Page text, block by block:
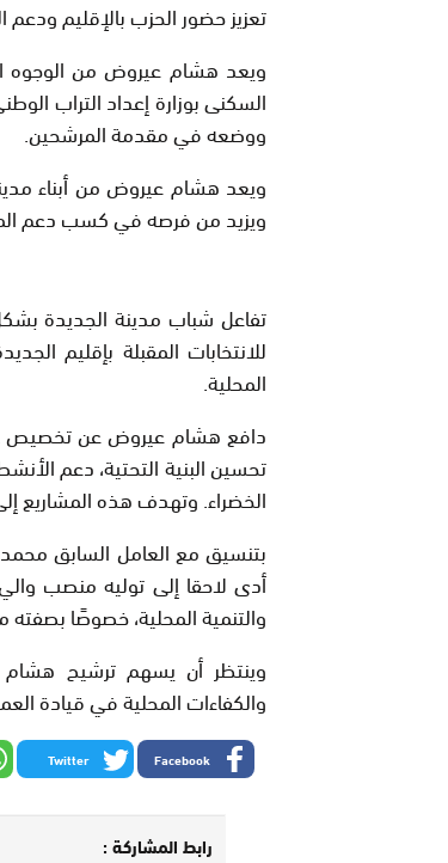
تعزيز حضور الحزب بالإقليم ودعم
ويعد هشام عيروض من الوجوه
السكنى بوزارة إعداد التراب
ووضعه في مقدمة المرشحين.
ويعد هشام عيروض من أبناء
ويزيد من فرصه في كسب دعم
تفاعل شباب مدينة الجديدة
للانتخابات المقبلة بإقليم
المحلية.
تحسين البنية التحتية، دعم
الخضراء. وتهدف هذه المشاريع
بتنسيق مع العامل السابق محمد
أدى لاحقا إلى توليه منصب
والتنمية المحلية، خصوصًا بصفته
وينتظر أن يسهم ترشيح هشام
والكفاءات المحلية في قيادة
Facebook
Twitter
رابط المشاركة :